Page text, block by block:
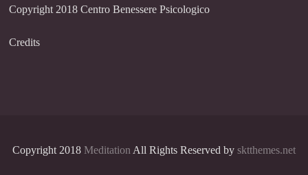
Copyright 2018 Centro Benessere Psicologico
Credits
Copyright 2018 Meditation All Rights Reserved by sktthemes.net